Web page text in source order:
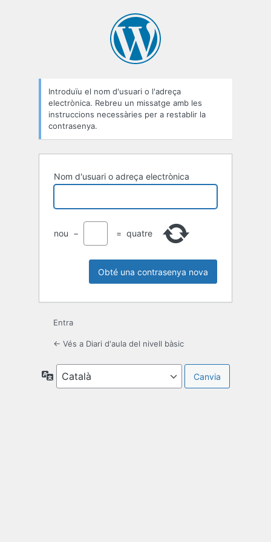
Introduïu el nom d'usuari o l'adreça
electrònica. Rebreu un missatge amb les
instruccions necessàries per a restablir la
contrasenya.
Nom d'usuari o adreça electrònica
nou − = quatre
Entra
← Vés a Diari d'aula del nivell bàsic
Idioma